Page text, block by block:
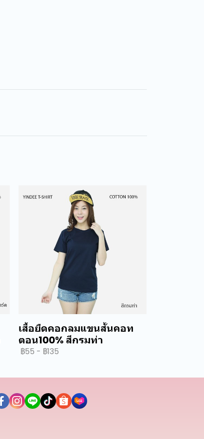
เสื้อยืดคอกลมแขนสั้นคอท
ตอน100% สีกรมท่า
฿55 - ฿135